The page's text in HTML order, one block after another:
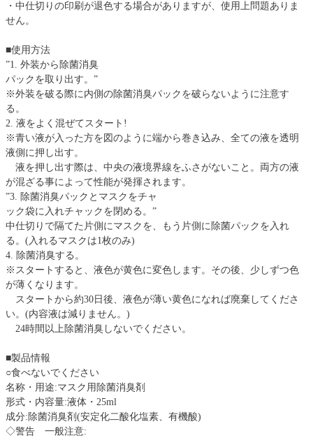
・中仕切りの印刷が退色する場合がありますが、使用上問題ありま
せん。
■使用方法
”1. 外装から除菌消臭
パックを取り出す。”
※外装を破る際に内側の除菌消臭パックを破らないように注意す
る。
2. 液をよく混ぜてスタート!
※青い液が入った方を図のように端から巻き込み、全ての液を透明
液側に押し出す。
液を押し出す際は、中央の液境界線をふさがないこと。両方の液
が混ざる事によって性能が発揮されます。
”3. 除菌消臭パックとマスクをチャ
ック袋に入れチャックを閉める。”
中仕切りで隔てた片側にマスクを、もう片側に除菌パックを入れ
る。(入れるマスクは1枚のみ)
4. 除菌消臭する。
※スタートすると、液色が黄色に変色します。その後、少しずつ色
が薄くなります。
スタートから約30日後、液色が薄い黄色になれば廃棄してくださ
い。(内容液は減りません。)
24時間以上除菌消臭しないでください。
■製品情報
○食べないでください
名称・用途:マスク用除菌消臭剤
形式・内容量:液体・25ml
成分:除菌消臭剤(安定化二酸化塩素、有機酸)
◇警告 一般注意: